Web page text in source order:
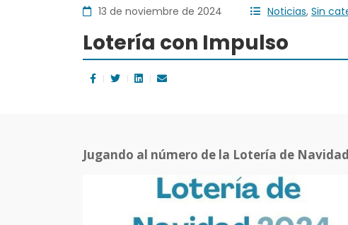
13 de noviembre de 2024 Noticias, Sin
Lotería con Impulso
Jugando al número de la Lotería de